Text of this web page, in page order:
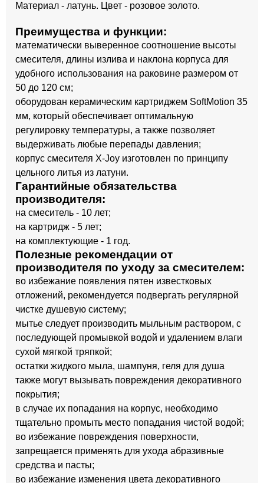
Материал - латунь. Цвет - розовое золото.
Преимущества и функции:
математически выверенное соотношение высоты
смесителя, длины излива и наклона корпуса для
удобного использования на раковине размером от
50 до 120 см;
оборудован керамическим картриджем SoftMotion 35
мм, который обеспечивает оптимальную
регулировку температуры, а также позволяет
выдерживать любые перепады давления;
корпус смесителя X-Joy изготовлен по принципу
цельного литья из латуни.
Гарантийные обязательства
производителя:
на смеситель - 10 лет;
на картридж - 5 лет;
на комплектующие - 1 год.
Полезные рекомендации от
производителя по уходу за смесителем:
во избежание появления пятен известковых
отложений, рекомендуется подвергать регулярной
чистке душевую систему;
мытье следует производить мыльным раствором, с
последующей промывкой водой и удалением влаги
сухой мягкой тряпкой;
остатки жидкого мыла, шампуня, геля для душа
также могут вызывать повреждения декоративного
покрытия;
в случае их попадания на корпус, необходимо
тщательно промыть место попадания чистой водой;
во избежание повреждения поверхности,
запрещается применять для ухода абразивные
средства и пасты;
во избежание изменения цвета декоративного